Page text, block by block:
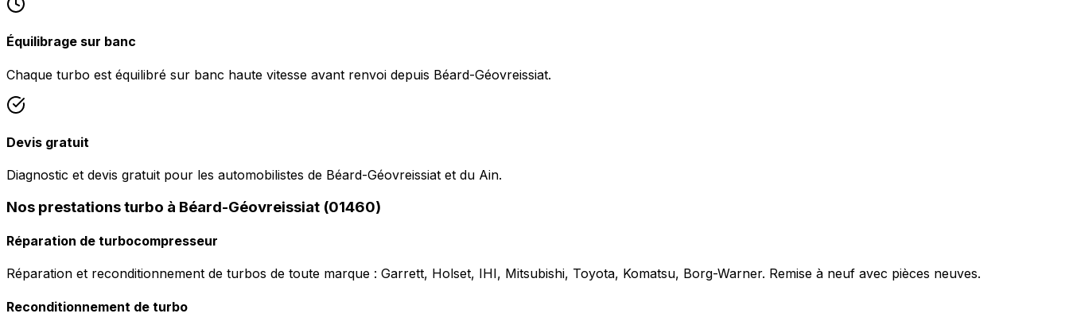
Équilibrage sur banc
Chaque turbo est équilibré sur banc haute vitesse avant renvoi depuis Béard-Géovreissiat.
Devis gratuit
Diagnostic et devis gratuit pour les automobilistes de Béard-Géovreissiat et du Ain.
Nos prestations turbo à Béard-Géovreissiat (01460)
Réparation de turbocompresseur
Réparation et reconditionnement de turbos de toute marque : Garrett, Holset, IHI, Mitsubishi, Toyota, Komatsu, Borg-Warner. Remise à neuf avec pièces neuves.
Reconditionnement de turbo